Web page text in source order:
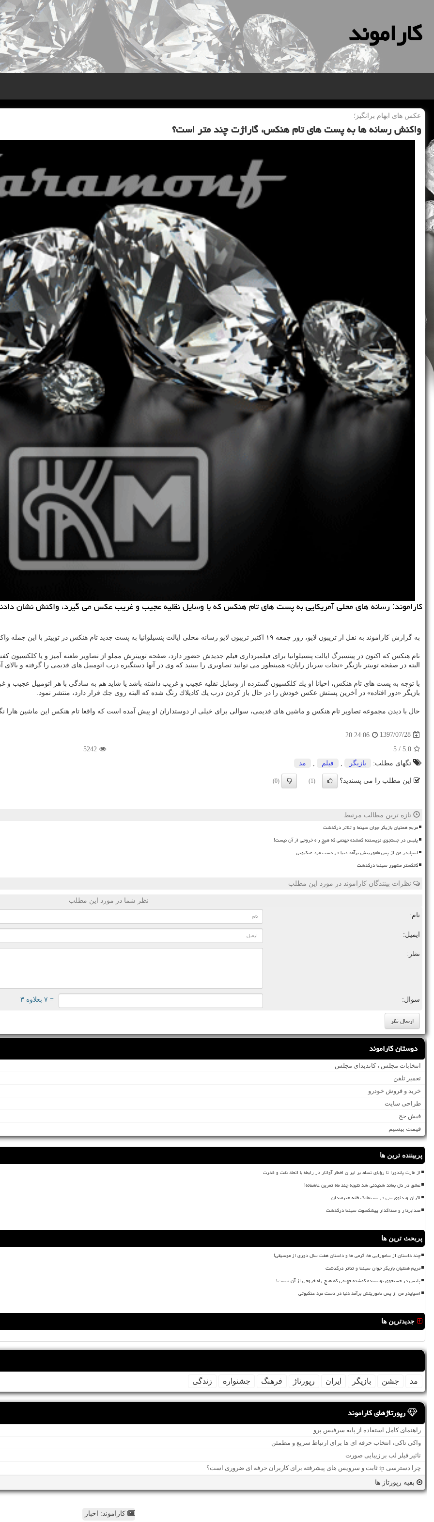
كاراموند
عكس های ابهام برانگیز؛
واكنش رسانه ها به پست های تام هنكس، گاراژت چند متر است؟
كاراموند: رسانه های محلی آمریكایی به پست های تام هنكس كه با وسایل نقلیه عجیب و غریب عكس می گیرد، واكنش نشان
به گزارش كاراموند به نقل از تریبون لایو، روز جمعه ۱۹ اكتبر تریبون لایو رسانه محلی ایالت پنسیلوانیا به پست جدید تام هنكس در توییتر با این جمله واكنش نشان داد: تام هنكس! گاراژ خونه تو چقدر بزرگه؟
تام هنكس كه اكنون در پیتسبرگ ایالت پنسیلوانیا برای فیلمبرداری فیلم جدیدش حضور دارد، صفحه توییترش مملو از تصاویر طعنه آمیز و یا
البته در صفحه توییتر بازیگر «نجات سرباز رایان» همینطور می توانید تصاویری را ببینید كه وی در آنها دستگیره درب اتومبیل های قدیمی را گرفته و
با توجه به پست های تام هنكس، احیانا او یك كلكسیون گسترده از وسایل نقلیه عجیب و غریب داشته باشد یا شاید هم به سادگی با هر اتومبیل عجیب و
بازیگر «دور افتاده» در آخرین پستش عكس خودش را در حال باز كردن درب یك كادیلاك رنگ شده كه البته روی جك قرار دارد، منتشر نمود.
حال با دیدن مجموعه تصاویر تام هنكس و ماشین های قدیمی، سوالی برای خیلی از دوستداران او پیش آمده است كه واقعا تام هنكس این ماشین هارا
1397/07/28
20:24:06
5.0
/ 5
5242
تگهای مطلب:
بازیگر فیلم مد
این مطلب را می پسندید؟ (1)
(0)
تازه ترین مطالب مرتبط
مریم همتیان بازیگر جوان سینما و تئاتر درگذشت
پلیس در جستجوی نویسنده گمشده جهنمی که هیچ راه خروجی از آن نیست!
اسپایدر من از پس ماموریتش برآمد دنیا در دست مرد عنکبوتی
گانگستر مشهور سینما درگذشت
نظرات بینندگان کاراموند در مورد این مطلب
نظر شما در مورد این مطلب
نام:
ایمیل:
نظر:
سوال: = ۷ بعلاوه ۳
دوستان کاراموند
انتخابات مجلس ، کاندیدای مجلس
تعمیر تلفن
خرید و فروش خودرو
طراحی سایت
فیش حج
قیمت بیسیم
پربیننده ترین ها
از غارت پاندورا تا رؤیای تسلط بر ایران اخطار آواتار در رابطه با اتحاد نفت و قدرت
عشق در دل بماند شنیدنی شد نتیجه چند ماه تمرین عاشقانه!
اکران ویدئوی بنی در سینماتک خانه هنرمندان
صدابردار و صداگذار پیشکسوت سینما درگذشت
پربحث ترین ها
چند داستان از سامورایی ها، گرمی ها و داستان هفت سال دوری از موسیقی!
مریم همتیان بازیگر جوان سینما و تئاتر درگذشت
پلیس در جستجوی نویسنده گمشده جهنمی که هیچ راه خروجی از آن نیست!
اسپایدر من از پس ماموریتش برآمد دنیا در دست مرد عنکبوتی
جدیدترین ها
مد جشن بازیگر ایران رپورتاژ فرهنگ جشنواره زندگی
رپورتاژهای کاراموند
راهنمای کامل استفاده از پایه سرفیس پرو
واکی تاکی، انتخاب حرفه ای ها برای ارتباط سریع و مطمئن
تاثیر فیلر لب بر زیبایی صورت
چرا دسترسی ip ثابت و سرویس های پیشرفته برای کاربران حرفه ای ضروری است؟
بقیه رپورتاژ ها
کاراموند: اخبار